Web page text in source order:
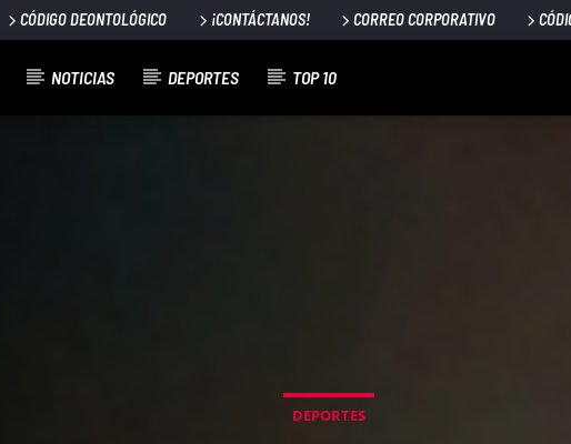
CÓDIGO DEONTOLÓGICO ¡CONTÁCTANOS! CORREO CORPORATIVO
NOTICIAS DEPORTES TOP 10
DEPORTES